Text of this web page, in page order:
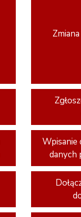
Wpisanie
danych